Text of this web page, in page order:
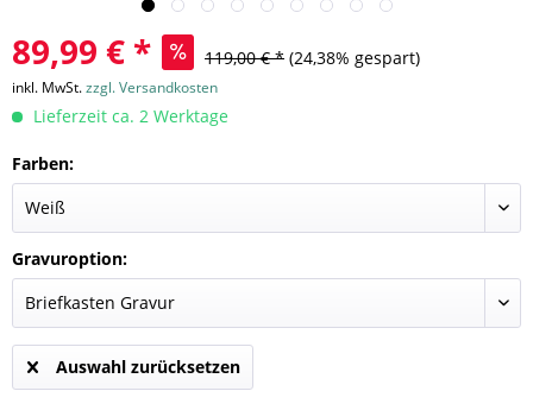
89,99 € * 119,00 € * (24,38% gespart)
inkl. MwSt.zzgl. Versandkosten
Lieferzeit ca. 2 Werktage
Farben:
Gravuroption:
Auswahl zurücksetzen